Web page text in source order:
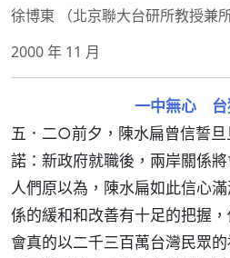
徐博東 （北京聯大台研所教授兼所
2000 年 11 月
一中無心 台
五．二○前夕，陳水扁曾信誓
諾：新政府就職後，兩岸關係
人們原以為，陳水扁如此信心
係的緩和和改善有十足的把握
會真的以二千三百萬台灣民眾